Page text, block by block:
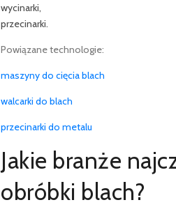
wycinarki,
przecinarki.
Powiązane technologie:
maszyny do cięcia blach
walcarki do blach
przecinarki do metalu
Jakie branże
obróbki blach?